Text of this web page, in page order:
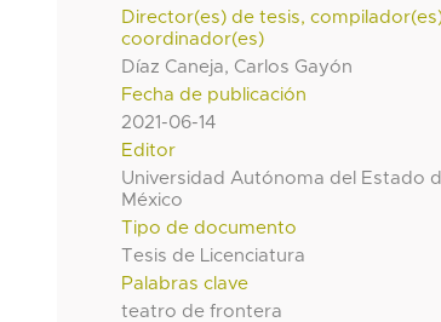
Director(es) de tesis,
coordinador(es)
Díaz Caneja, Carlos Gayón
Fecha de publicación
2021-06-14
Editor
Universidad Autónoma del Estado
México
Tipo de documento
Tesis de Licenciatura
Palabras clave
teatro de frontera